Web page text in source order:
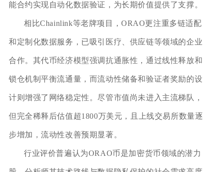
能合约实现自动化数据验证，为长期价值提供了支撑。
相比Chainlink等老牌项目，ORAO更注重多链适配
和定制化数据服务，已吸引医疗、供应链等领域的企业
合作。其代币经济模型强调抗通胀性，通过线性释放和
锁仓机制平衡流通量，而流动性储备和验证者奖励的设
计则增强了网络稳定性。尽管市值尚未进入主流梯队，
但完全稀释后估值超1800万美元，且上线交易所数量逐
步增加，流动性改善预期显著。
行业评价普遍认为ORAO币是加密货币领域的潜力